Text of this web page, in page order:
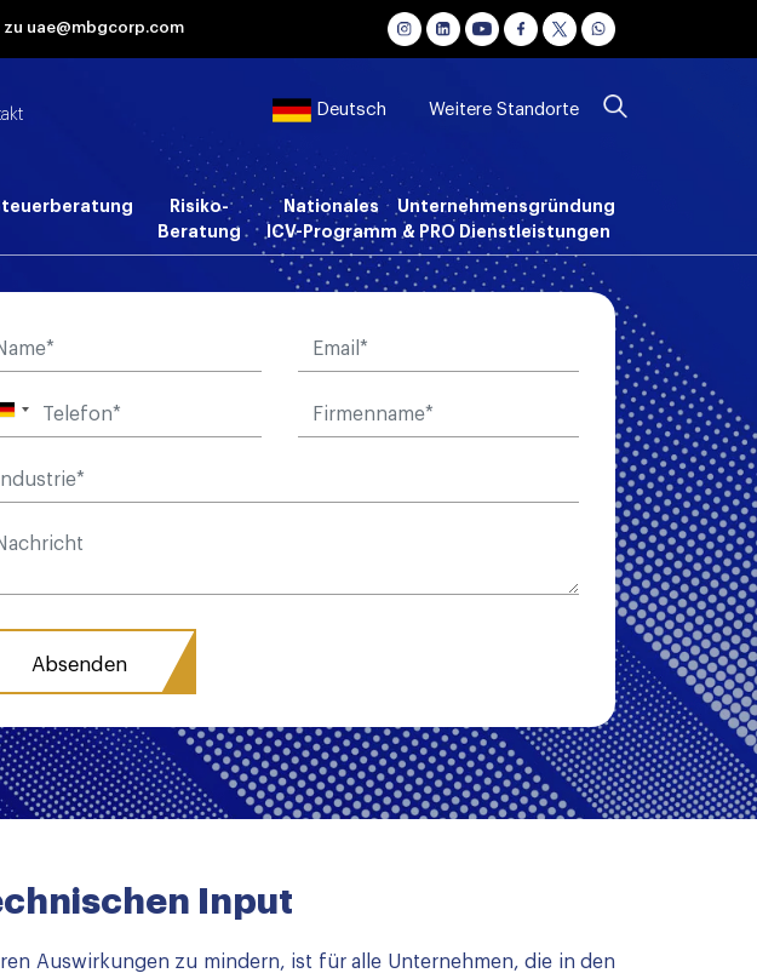
zu uae@mbgcorp.com
Deutsch Weitere Standorte
Risiko-
Beratung
Nationales
ICV-Programm
Unternehmensgründung
& PRO Dienstleistungen
Input
Auswirkungen zu mindern, ist für alle Unternehmen, die in den